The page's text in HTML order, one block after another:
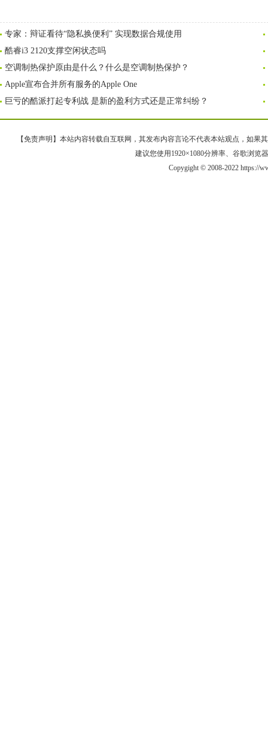
专家：辩证看待“隐私换便利” 实现数据合规使用
酷睿i3 2120支撑空闲状态吗
空调制热保护原由是什么？什么是空调制热保护？
Apple宣布合并所有服务的Apple One
巨亏的酷派打起专利战 是新的盈利方式还是正常纠纷？
【免责声明】本站内容转载自互联网，其发布内容言论不代表本站观点，如果
建议您使用1920×1080分辨率、谷歌浏览
Copygight © 2008-2022 https://